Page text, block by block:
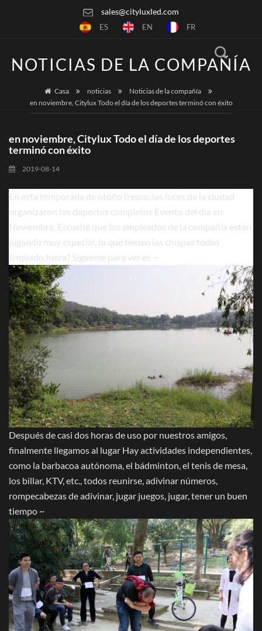
sales@cityluxled.com
ES EN FR
NOTICIAS DE LA COMPAÑÍA
Casa noticias
Noticias de la compañía
en noviembre, Citylux Todo el día de los deportes terminó con éxito
en noviembre, Citylux Todo el día de los deportes
terminó con éxito
2019-08-14
En esta temporada de otoño fresco, las luces de la ciudad
organizaron los deportes completos Evento del día en
Noviembre. Escuché que los empleados de la compañía están
jugando muy especial, lo que tienen las chispas todos
limpiado fuera? Sígueme para ver es ~
Después de casi dos horas de uso por nuestros amigos,
finalmente llegamos al lugar Hay actividades independientes,
como la barbacoa autónoma, el bádminton, el tenis de mesa,
los billar, KTV, etc., todos reunirse, adivinar números,
rompecabezas de adivinar, jugar juegos, jugar, tener un buen
tiempo ~